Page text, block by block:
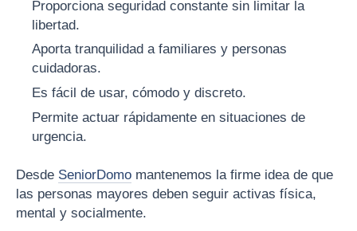
Proporciona seguridad constante sin limitar la
libertad.
Aporta tranquilidad a familiares y personas
cuidadoras.
Es fácil de usar, cómodo y discreto.
Permite actuar rápidamente en situaciones de
urgencia.
Desde SeniorDomo mantenemos la firme idea de que
las personas mayores deben seguir activas física,
mental y socialmente.